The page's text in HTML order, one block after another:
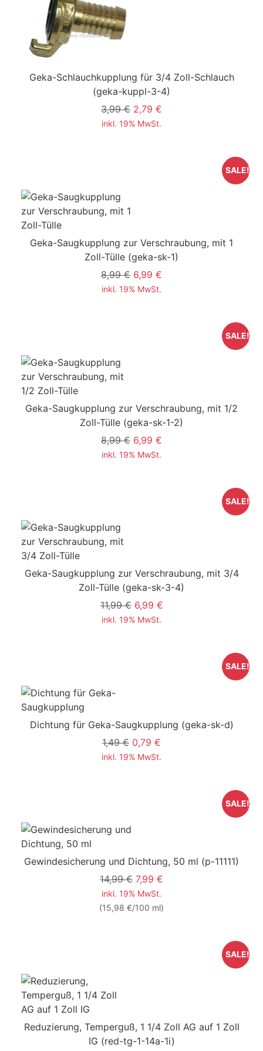
Geka-Schlauchkupplung für 3/4 Zoll-Schlauch
(geka-kuppl-3-4)
3,99 € 2,79 €
inkl. 19% MwSt.
Geka-Saugkupplung zur Verschraubung, mit 1
Zoll-Tülle (geka-sk-1)
8,99 € 6,99 €
inkl. 19% MwSt.
SALE!
Geka-Saugkupplung zur Verschraubung, mit 1/2
Zoll-Tülle (geka-sk-1-2)
8,99 € 6,99 €
inkl. 19% MwSt.
SALE!
Geka-Saugkupplung zur Verschraubung, mit 3/4
Zoll-Tülle (geka-sk-3-4)
11,99 € 6,99 €
inkl. 19% MwSt.
SALE!
Dichtung für Geka-Saugkupplung (geka-sk-d)
1,49 € 0,79 €
inkl. 19% MwSt.
SALE!
Gewindesicherung und Dichtung, 50 ml (p-11111)
14,99 € 7,99 €
inkl. 19% MwSt.
(15,98 €/100 ml)
SALE!
Reduzierung, Temperguß, 1 1/4 Zoll AG auf 1 Zoll
IG (red-tg-1-14a-1i)
SALE!